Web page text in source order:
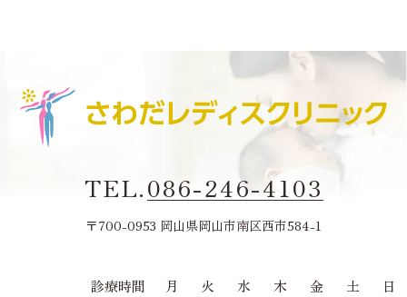
TEL.086-246-4103
〒700-0953 岡山県岡山市南区西市584-1
診療時間 月 火 水 木 金 土 日